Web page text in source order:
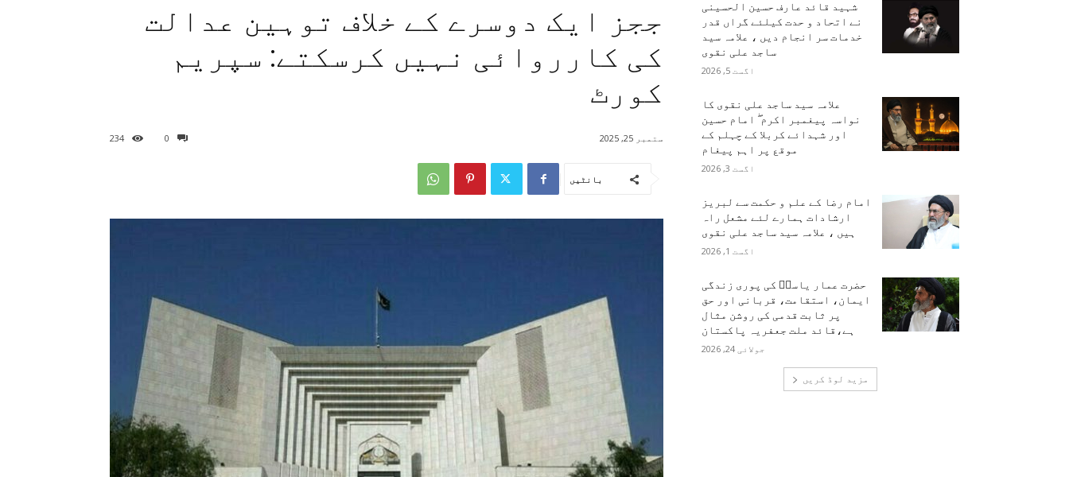
ججز ایک دوسرے کے خلاف توہین عدالت
کی کارروائی نہیں کرسکتے: سپریم
کورٹ
0
234 ستمبر 25, 2025
بانٹیں
شہید قائد عارف حسین الحسینی
نے اتحاد و حدت کیلئے گراں قدر
خدمات سر انجام دیں ، علامہ سید
ساجد علی نقوی
اگست 5, 2026
علامہ سید ساجد علی نقوی کا
نواسہ پیغمبر اکرم ۖ امام حسین
اور شہدائے کربلا کے چہلم کے
موقع پر اہم پیغام
اگست 3, 2026
امام رضا کے علم و حکمت سے لبریز
ارشادات ہمارے لئے مشعل راہ
ہیں ، علامہ سید ساجد علی نقوی
اگست 1, 2026
حضرت عمار یاسرؑ کی پوری زندگی
ایمان، استقامت، قربانی اور حق
پر ثابت قدمی کی روشن مثال
ہے،قائد ملت جعفریہ پاکستان
جولائی 24, 2026
مزید لوڈ کریں